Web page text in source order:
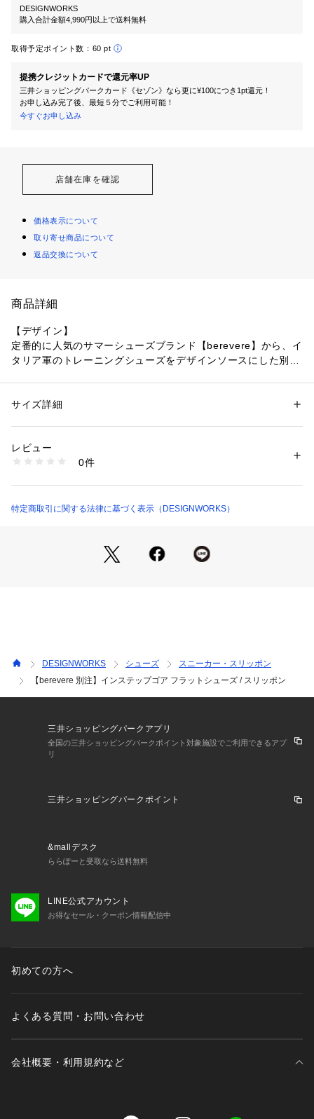
DESIGNWORKS
購入合計金額4,990円以上で送料無料
取得予定ポイント数： 60 pt
提携クレジットカードで還元率UP
三井ショッピングパークカード《セゾン》なら更に¥100につき1pt還元！
お申し込み完了後、最短５分でご利用可能！
今すぐお申し込み
店舗在庫を確認
価格表示について
取り寄せ商品について
返品交換について
商品詳細
【デザイン】
定番的に人気のサマーシューズブランド【berevere】から、イ
タリア軍のトレーニングシューズをデザインソースにした別注
抜け感を演出してくれます。
落な見え方に。本体と配色にした【ネイビー】はデザインポイ
ントが強調され、単調になりがちな夏場のコーディネートのア
【素材】
スラックスなどきれい目なボトムにハズシとして合わせたり、
デザイン性とコストパフォーマンスの高さから、ヨーロッパや
北米のセレクトショップを中心に展開されており、国内でも人
気のあるブランドです。
※BLK,NAVは裏地が濃色の為水濡れなどによる靴下への色移り
が避けられません。
・一般的なスニーカーと比較してもおおよそ0.5cm～1cm程大
個人差はございますので、あくまでも参考程度にお考え下さい
性別：メンズ
素材：牛革
商品番号：
52441502002 （ショップ）
サイズ詳細
レビュー
0件
特定商取引に関する法律に基づく表示（DESIGNWORKS）
DESIGNWORKS シューズ
スニーカー・スリッポン
【berevere 別注】インステップゴア フラットシューズ / スリッポン
三井ショッピングパークアプリ
全国の三井ショッピングパークポイント対象施設でご利用できるアプ
リ
三井ショッピングパークポイント
&mallデスク
ららぽーと受取なら送料無料
LINE公式アカウント
お得なセール・クーポン情報配信中
初めての方へ
よくある質問・お問い合わせ
会社概要・利用規約など